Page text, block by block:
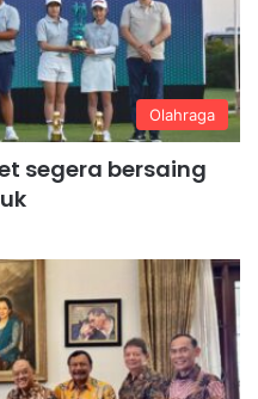
Olahraga
segera bersaing